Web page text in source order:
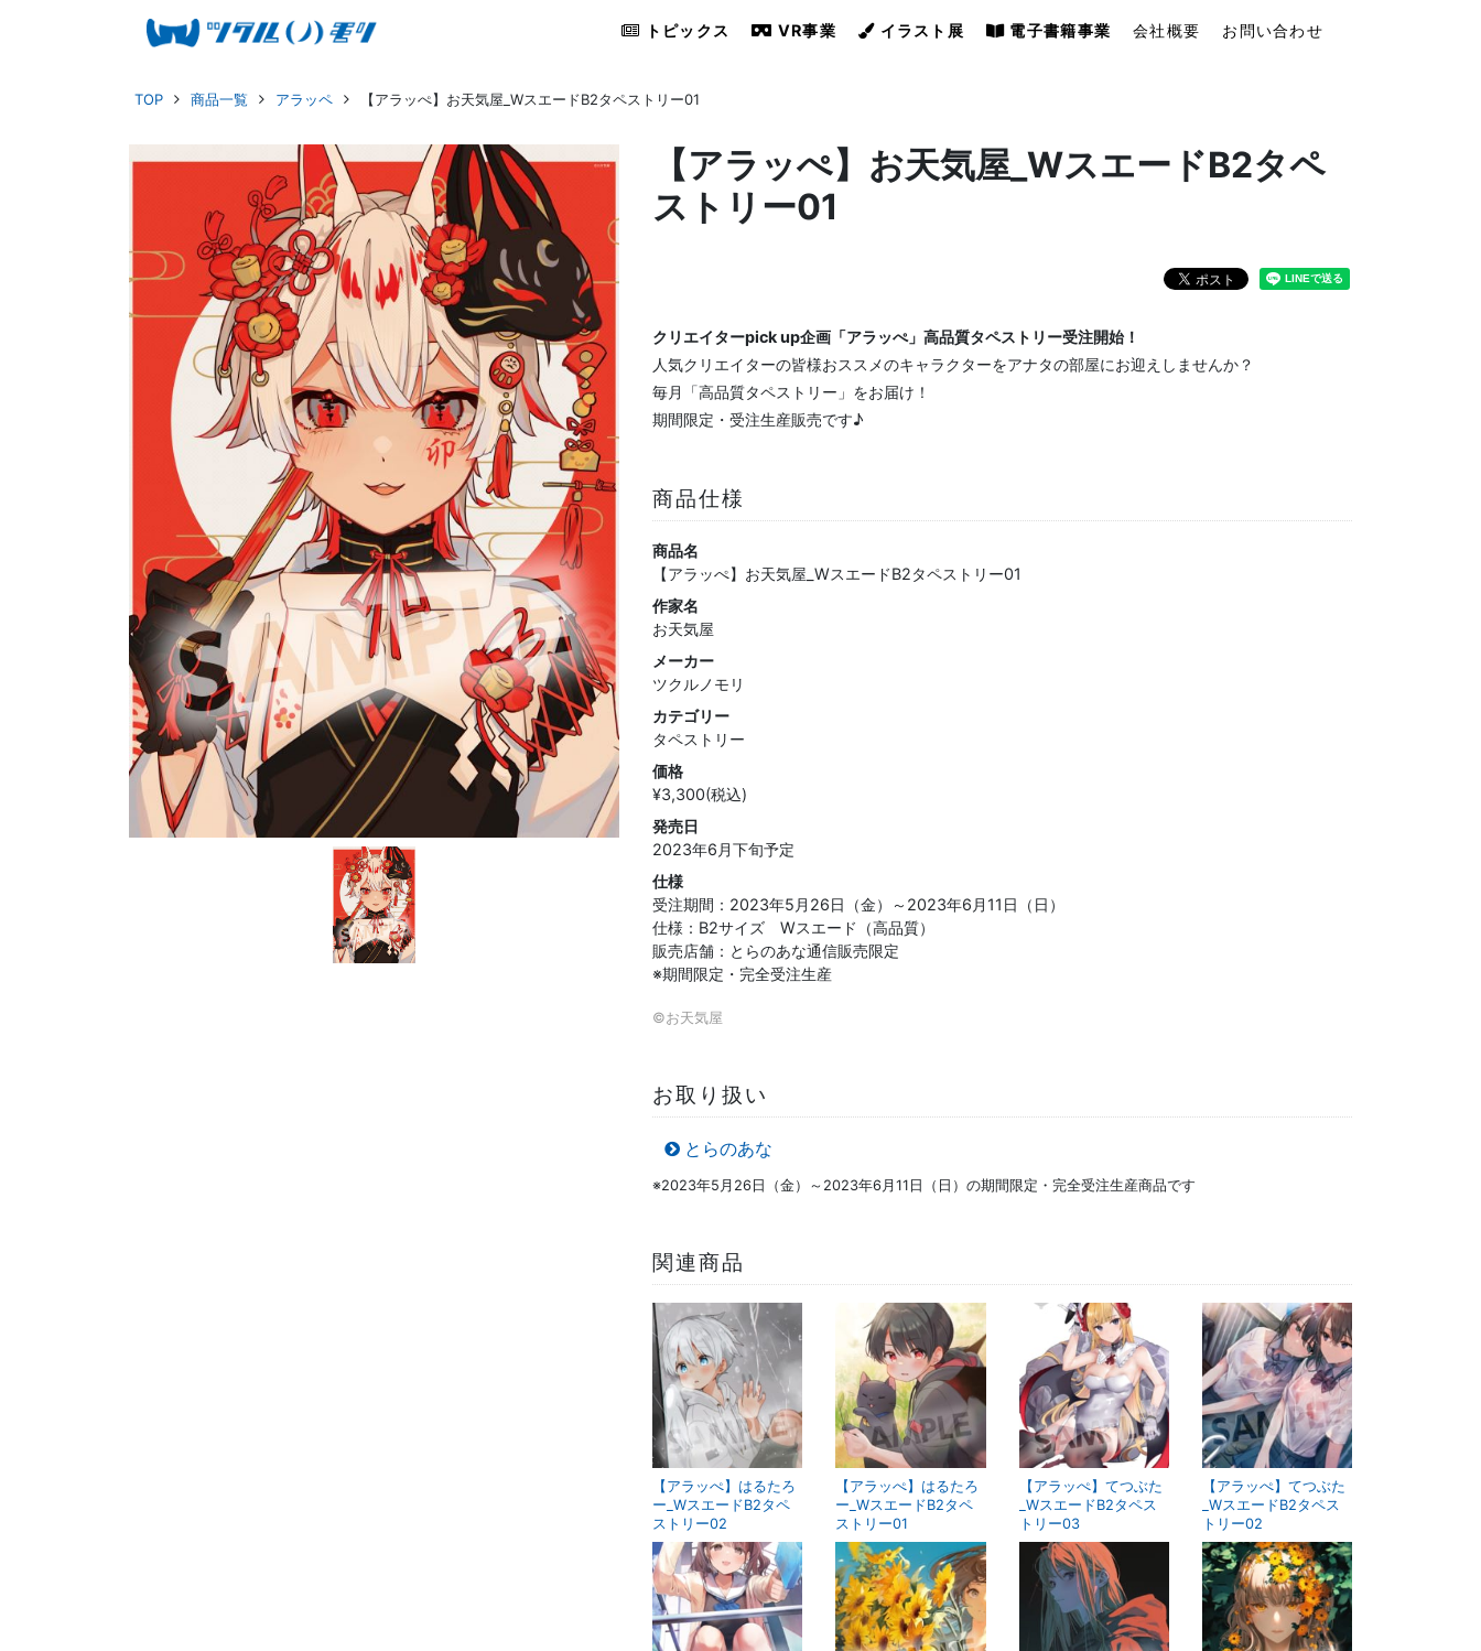
トピックス VR事業 イラスト展 電子書籍事業 会社概要 お問い合わせ
TOP 商品一覧 アラッペ 【アラッぺ】お天気屋_WスエードB2タペストリー01
【アラッぺ】お天気屋_WスエードB2タペ
ストリー01
クリエイターpick up企画「アラッぺ」高品質タペストリー受注開始！
人気クリエイターの皆様おススメのキャラクターをアナタの部屋にお迎えしませんか？
毎月「高品質タペストリー」をお届け！
期間限定・受注生産販売です♪
商品仕様
商品名
【アラッぺ】お天気屋_WスエードB2タペストリー01
作家名
お天気屋
メーカー
ツクルノモリ
カテゴリー
タペストリー
価格
¥3,300(税込)
発売日
2023年6月下旬予定
仕様
受注期間：2023年5月26日（金）～2023年6月11日（日）
仕様：B2サイズ Wスエード（高品質）
販売店舗：とらのあな通信販売限定
※期間限定・完全受注生産
©お天気屋
お取り扱い
とらのあな
※2023年5月26日（金）～2023年6月11日（日）の期間限定・完全受注生産商品です
関連商品
【アラッぺ】はるたろ
ー_WスエードB2タペ
ストリー02
【アラッぺ】はるたろ
ー_WスエードB2タペ
ストリー01
【アラッぺ】てつぶた
_WスエードB2タペス
トリー03
【アラッぺ】てつぶた
_WスエードB2タペス
トリー02